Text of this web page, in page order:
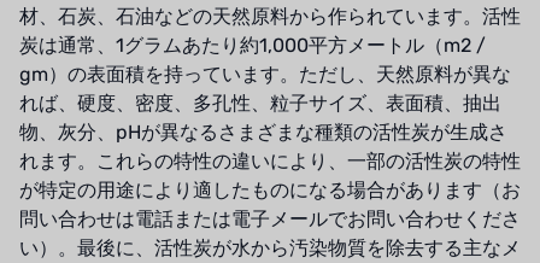
美國 PUROLITE
日本のNOP
日本オリンピック
日本勝浦
BRAHMA、イタリア
材、石炭、石油などの天然原料から作られています。活性
炭は通常、1グラムあたり約1,000平方メートル（m2 /
gm）の表面積を持っています。ただし、天然原料が異な
れば、硬度、密度、多孔性、粒子サイズ、表面積、抽出
物、灰分、pHが異なるさまざまな種類の活性炭が生成さ
れます。これらの特性の違いにより、一部の活性炭の特性
が特定の用途により適したものになる場合があります（お
問い合わせは電話または電子メールでお問い合わせくださ
い）。最後に、活性炭が水から汚染物質を除去する主なメ